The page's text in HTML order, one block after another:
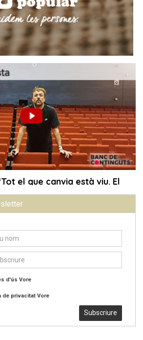
d'ús Vore
de privacitat Vore
Subscriure